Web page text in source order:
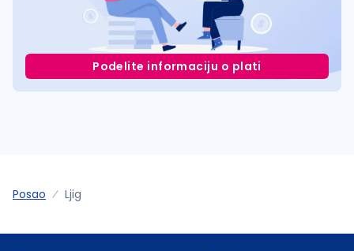
Podelite informaciju o plati
Posao Ljig